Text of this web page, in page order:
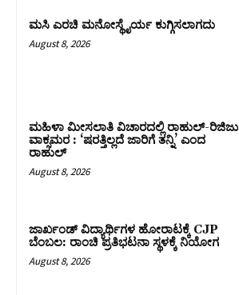
ಮಸಿ ಎರಚಿ ಮನೋಸ್ಥೈರ್ಯ ಕುಗ್ಗಿಸಲಾಗದು
August 8, 2026
ಮಹಿಳಾ ಮೀಸಲಾತಿ ವಿಚಾರದಲ್ಲಿ ರಾಹುಲ್‌-ರಿಜಿಜು
ವಾಕ್ಸಮರ : ‘ಷರತ್ತಿಲ್ಲದೆ ಜಾರಿಗೆ ತನ್ನಿ’ ಎಂದ
ರಾಹುಲ್‌
August 8, 2026
ಜಾರ್ಖಂಡ್‌ ವಿದ್ಯಾರ್ಥಿಗಳ ಹೋರಾಟಕ್ಕೆ CJP
ಬೆಂಬಲ: ರಾಂಚಿ ಪ್ರತಿಭಟನಾ ಸ್ಥಳಕ್ಕೆ ನಿಯೋಗ
August 8, 2026